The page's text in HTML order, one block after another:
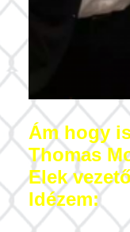
Ám hogy
Thomas
Elek
Idézem: